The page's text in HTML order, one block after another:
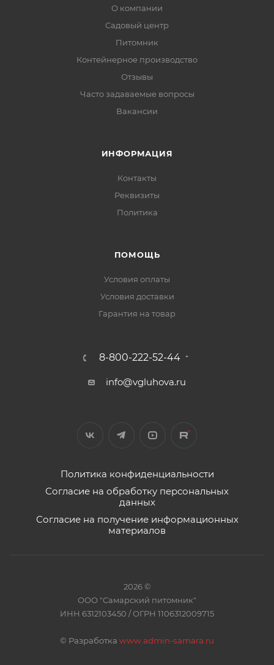
О компании
Садовый центр
Питомник
Контейнерное производство
Отзывы
Часто задаваемые вопросы
Вакансии
ИНФОРМАЦИЯ
Контакты
Реквизиты
Политика
ПОМОЩЬ
Условия оплаты
Условия доставки
Гарантия на товар
8-800-222-52-44
info@vgluhova.ru
Политика конфиденциальности
Согласие на обработку персональных
данных
Согласие на получение информационных
материалов
2026 ©
ООО "Самарский питомник"
ИНН 6312103450 / ОГРН 1106312009715
© Разработка www.admin-samara.ru